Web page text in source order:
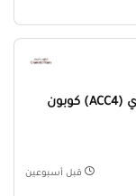
كود خصم شارلوت تلبوري (ACC4) كوبون
قبل أسبوعين